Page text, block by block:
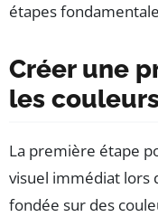
étapes
Créer une
les
La première étape
visuel immédiat lors
fondée sur des